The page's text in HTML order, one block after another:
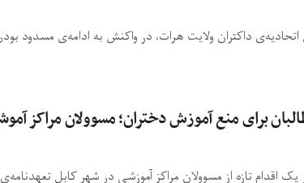
داکتران ولایت هرات، در واکنش به ادامه‌ی مسدود
برای منع آموزش دختران؛ مسوولان مراکز
یک اقدام تازه از مسوولان مراکز آموزشی در شهر کابل